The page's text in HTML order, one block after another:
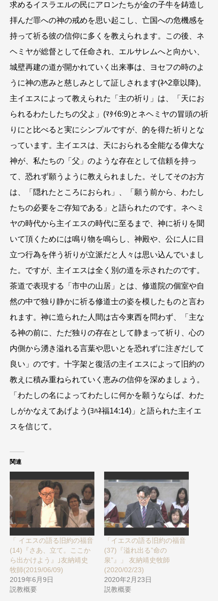
求めるイスラエルの民にアロンたちが金の子牛を鋳造し
拝んだ罪への神の戒めを思い起こし、亡国への危機感を
持って祈る彼の信仰に多くを教えられます。この後、ネ
ヘミヤが総督として任命され、エルサレムへと向かい、
城壁再建の道が開かれていく出来事は、ヨセフの時のよ
うに神の恵みと慈しみとして証しされます(ﾈﾍ2章以降)。
主イエスによって教えられた「主の祈り」は、「天にお
られるわたしたちの父よ」(ﾏﾀｲ6:9)とネヘミヤの冒頭の祈
りにと比べると実にシンプルですが、的を得た祈りとな
っています。主イエスは、天におられる全能なる偉大な
神が、私たちの「父」のような存在として信頼を持っ
て、恐れず願うように教えられました。そしてそのお方
は、「隠れたところにおられ」、「願う前から、わたし
たちの必要をご存知である」と語られたのです。ネヘミ
ヤの時代から主イエスの時代に至るまで、神に祈りを聞
いて頂くためには鳴り物を鳴らし、神殿や、公に人に目
立つ行為を伴う祈りが立派だと人々は思い込んでいまし
た。ですが、主イエスは全く別の道を示されたのです。
茶道で表現する「市中の山居」とは、修道院の個室や自
然の中で独り静かに祈る修道士の姿を模したものと言わ
れます。神に造られた人間は古今東西を問わず、「主な
る神の前に、ただ独りの存在として静まって祈り、心の
内側から湧き溢れる言葉や思いとを恐れずに注ぎだして
良い」のです。十字架と復活の主イエスによって旧約の
教えに積み重ねられていく恵みの信仰を深めましょう。
「わたしの名によってわたしに何かを願うならば、わた
しがかなえてあげよう(ﾖﾊﾈ福14:14)」と語られた主イエ
スを信じて。
関連
「 イエスの語る旧約の福音
(14)『さあ、立て。ここか
ら出かけよう』｣友納靖史
牧師(2019/06/09)
2019年6月9日
説教概要
「イエスの語る旧約の福音
(37)『溢れ出る”命の
泉”』」 友納靖史牧師
(2020/02/23)
2020年2月23日
説教概要